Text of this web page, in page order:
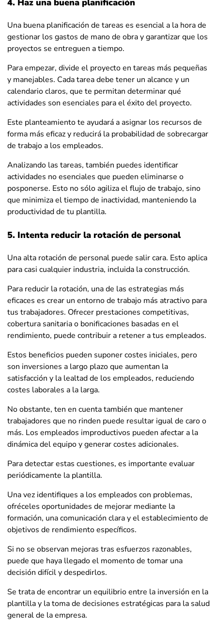
4. Haz una buena planificación
Una buena planificación de tareas es esencial a la hora de
gestionar los gastos de mano de obra y garantizar que los
proyectos se entreguen a tiempo.
Para empezar, divide el proyecto en tareas más pequeñas
y manejables. Cada tarea debe tener un alcance y un
calendario claros, que te permitan determinar qué
actividades son esenciales para el éxito del proyecto.
Este planteamiento te ayudará a asignar los recursos de
forma más eficaz y reducirá la probabilidad de sobrecargar
de trabajo a los empleados.
Analizando las tareas, también puedes identificar
actividades no esenciales que pueden eliminarse o
posponerse. Esto no sólo agiliza el flujo de trabajo, sino
que minimiza el tiempo de inactividad, manteniendo la
productividad de tu plantilla.
5. Intenta reducir la rotación de personal
Una alta rotación de personal puede salir cara. Esto aplica
para casi cualquier industria, incluida la construcción.
Para reducir la rotación, una de las estrategias más
eficaces es crear un entorno de trabajo más atractivo para
tus trabajadores. Ofrecer prestaciones competitivas,
cobertura sanitaria o bonificaciones basadas en el
rendimiento, puede contribuir a retener a tus empleados.
Estos beneficios pueden suponer costes iniciales, pero
son inversiones a largo plazo que aumentan la
satisfacción y la lealtad de los empleados, reduciendo
costes laborales a la larga.
No obstante, ten en cuenta también que mantener
trabajadores que no rinden puede resultar igual de caro o
más. Los empleados improductivos pueden afectar a la
dinámica del equipo y generar costes adicionales.
Para detectar estas cuestiones, es importante evaluar
periódicamente la plantilla.
Una vez identifiques a los empleados con problemas,
ofréceles oportunidades de mejorar mediante la
formación, una comunicación clara y el establecimiento de
objetivos de rendimiento específicos.
Si no se observan mejoras tras esfuerzos razonables,
puede que haya llegado el momento de tomar una
decisión difícil y despedirlos.
Se trata de encontrar un equilibrio entre la inversión en la
plantilla y la toma de decisiones estratégicas para la salud
general de la empresa.